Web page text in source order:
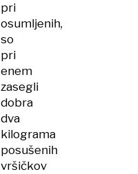
pri
osumljenih,
so
pri
enem
zasegli
dobra
dva
kilograma
posušenih
vršičkov